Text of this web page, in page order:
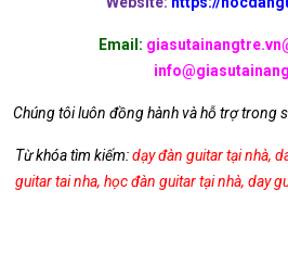
Email:
Chúng tôi luôn đồng hành và hỗ trợ trong
Từ khóa tìm kiếm:dạy đàn guitar tại nhà,
guitar tai nha, học đàn guitar tại nhà, day